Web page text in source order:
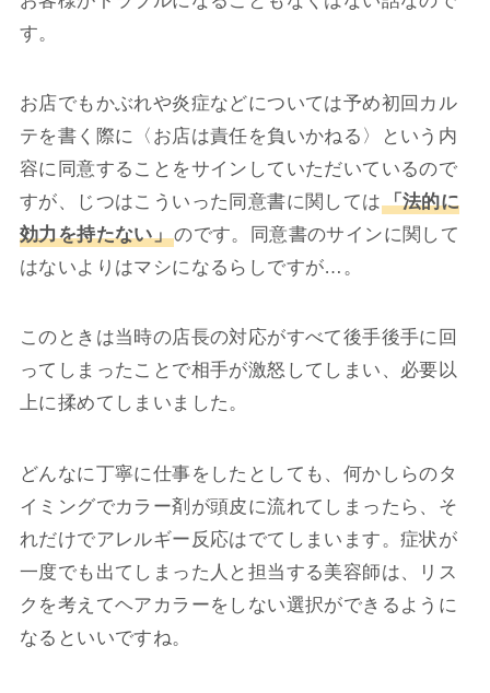
す。
お店でもかぶれや炎症などについては予め初回カル
テを書く際に〈お店は責任を負いかねる〉という内
容に同意することをサインしていただいているので
すが、じつはこういった同意書に関しては「法的に
効力を持たない」のです。同意書のサインに関して
はないよりはマシになるらしですが…。
このときは当時の店長の対応がすべて後手後手に回
ってしまったことで相手が激怒してしまい、必要以
上に揉めてしまいました。
どんなに丁寧に仕事をしたとしても、何かしらのタ
イミングでカラー剤が頭皮に流れてしまったら、そ
れだけでアレルギー反応はでてしまいます。症状が
一度でも出てしまった人と担当する美容師は、リス
クを考えてヘアカラーをしない選択ができるように
なるといいですね。